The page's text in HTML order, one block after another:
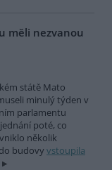
měli nezvanou
státě Mato
minulý týden v
parlamentu
poté, co
několik
budovy vstoupila